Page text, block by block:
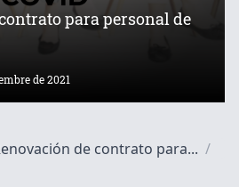
para personal de
de 2021
de contrato para... /